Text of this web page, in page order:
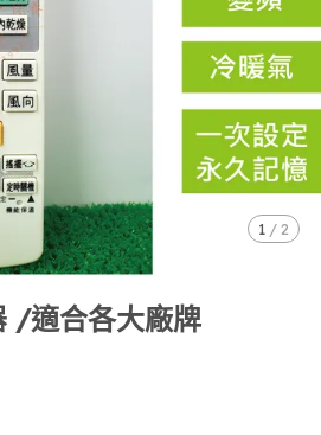
1 /2
/適合各大廠牌